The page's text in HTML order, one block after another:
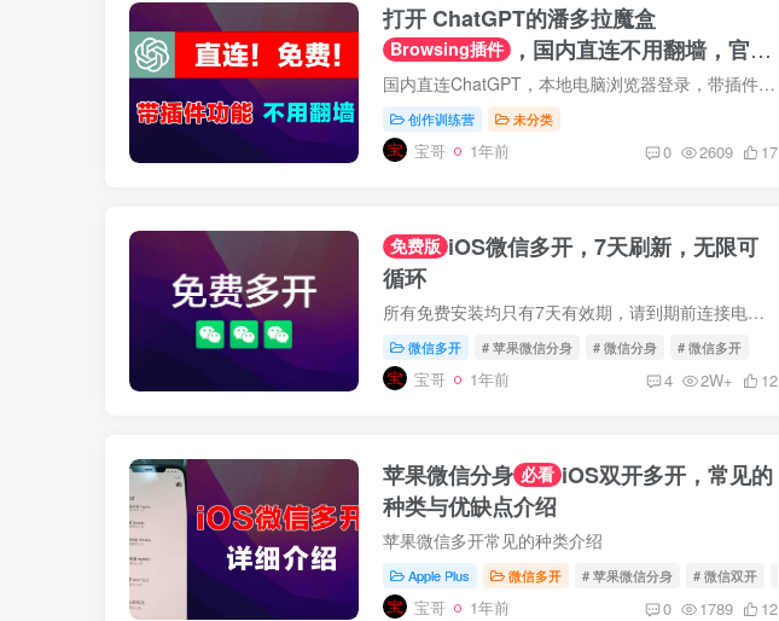
打开 ChatGPT的潘多拉魔盒
Browsing插件 ，国内直连不用翻墙，官网
登录带插件功能
国内直连ChatGPT，本地电脑浏览器登录，带插件功能。
创作训练营 未分类
宝哥 1年前 0 2609 17
免费版 iOS微信多开，7天刷新，无限可
循环
所有免费安装均只有7天有效期，请到期前连接电脑刷新重装。欢迎老板定制长期稳定版，功能更多，一键安装更简单。 点击下方链接查看详细视频： Altstore安装详细教程【Windows版本】 Altstore安...
微信多开 # 苹果微信分身 # 微信分身 # 微信多开
宝哥 1年前 4 2W+ 12
苹果微信分身 必看 iOS双开多开，常见的
种类与优缺点介绍
苹果微信多开常见的种类介绍
Apple Plus 微信多开 # 苹果微信分身 # 微信双开
宝哥 1年前 0 1789 12